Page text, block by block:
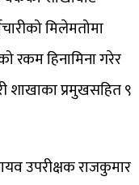
मिलेमतोमा
रकम हिनामिना गरेर
शाखाका प्रमुखसहित ९
उपरीक्षक राजकुमार